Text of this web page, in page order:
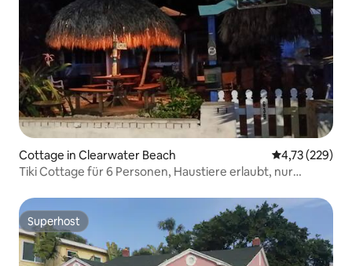
Cottage in Clearwater Beach
4,73 (229)
Tiki Cottage für 6 Personen, Haustiere erlaubt, nur
Superhost
Superhost